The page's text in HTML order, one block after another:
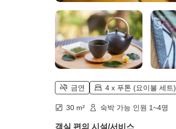
금연 4 x 푸톤 (요이불 세트)
30 m² 숙박 가능 인원 1~4명
객실 편의 시설/서비스